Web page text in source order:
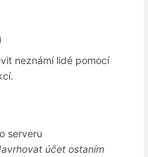
neznámí lidé pomocí
.
serveru
účet ostaním